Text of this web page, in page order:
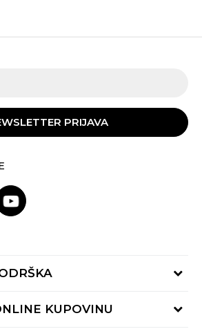
PRIJAVA
KUPOVINU